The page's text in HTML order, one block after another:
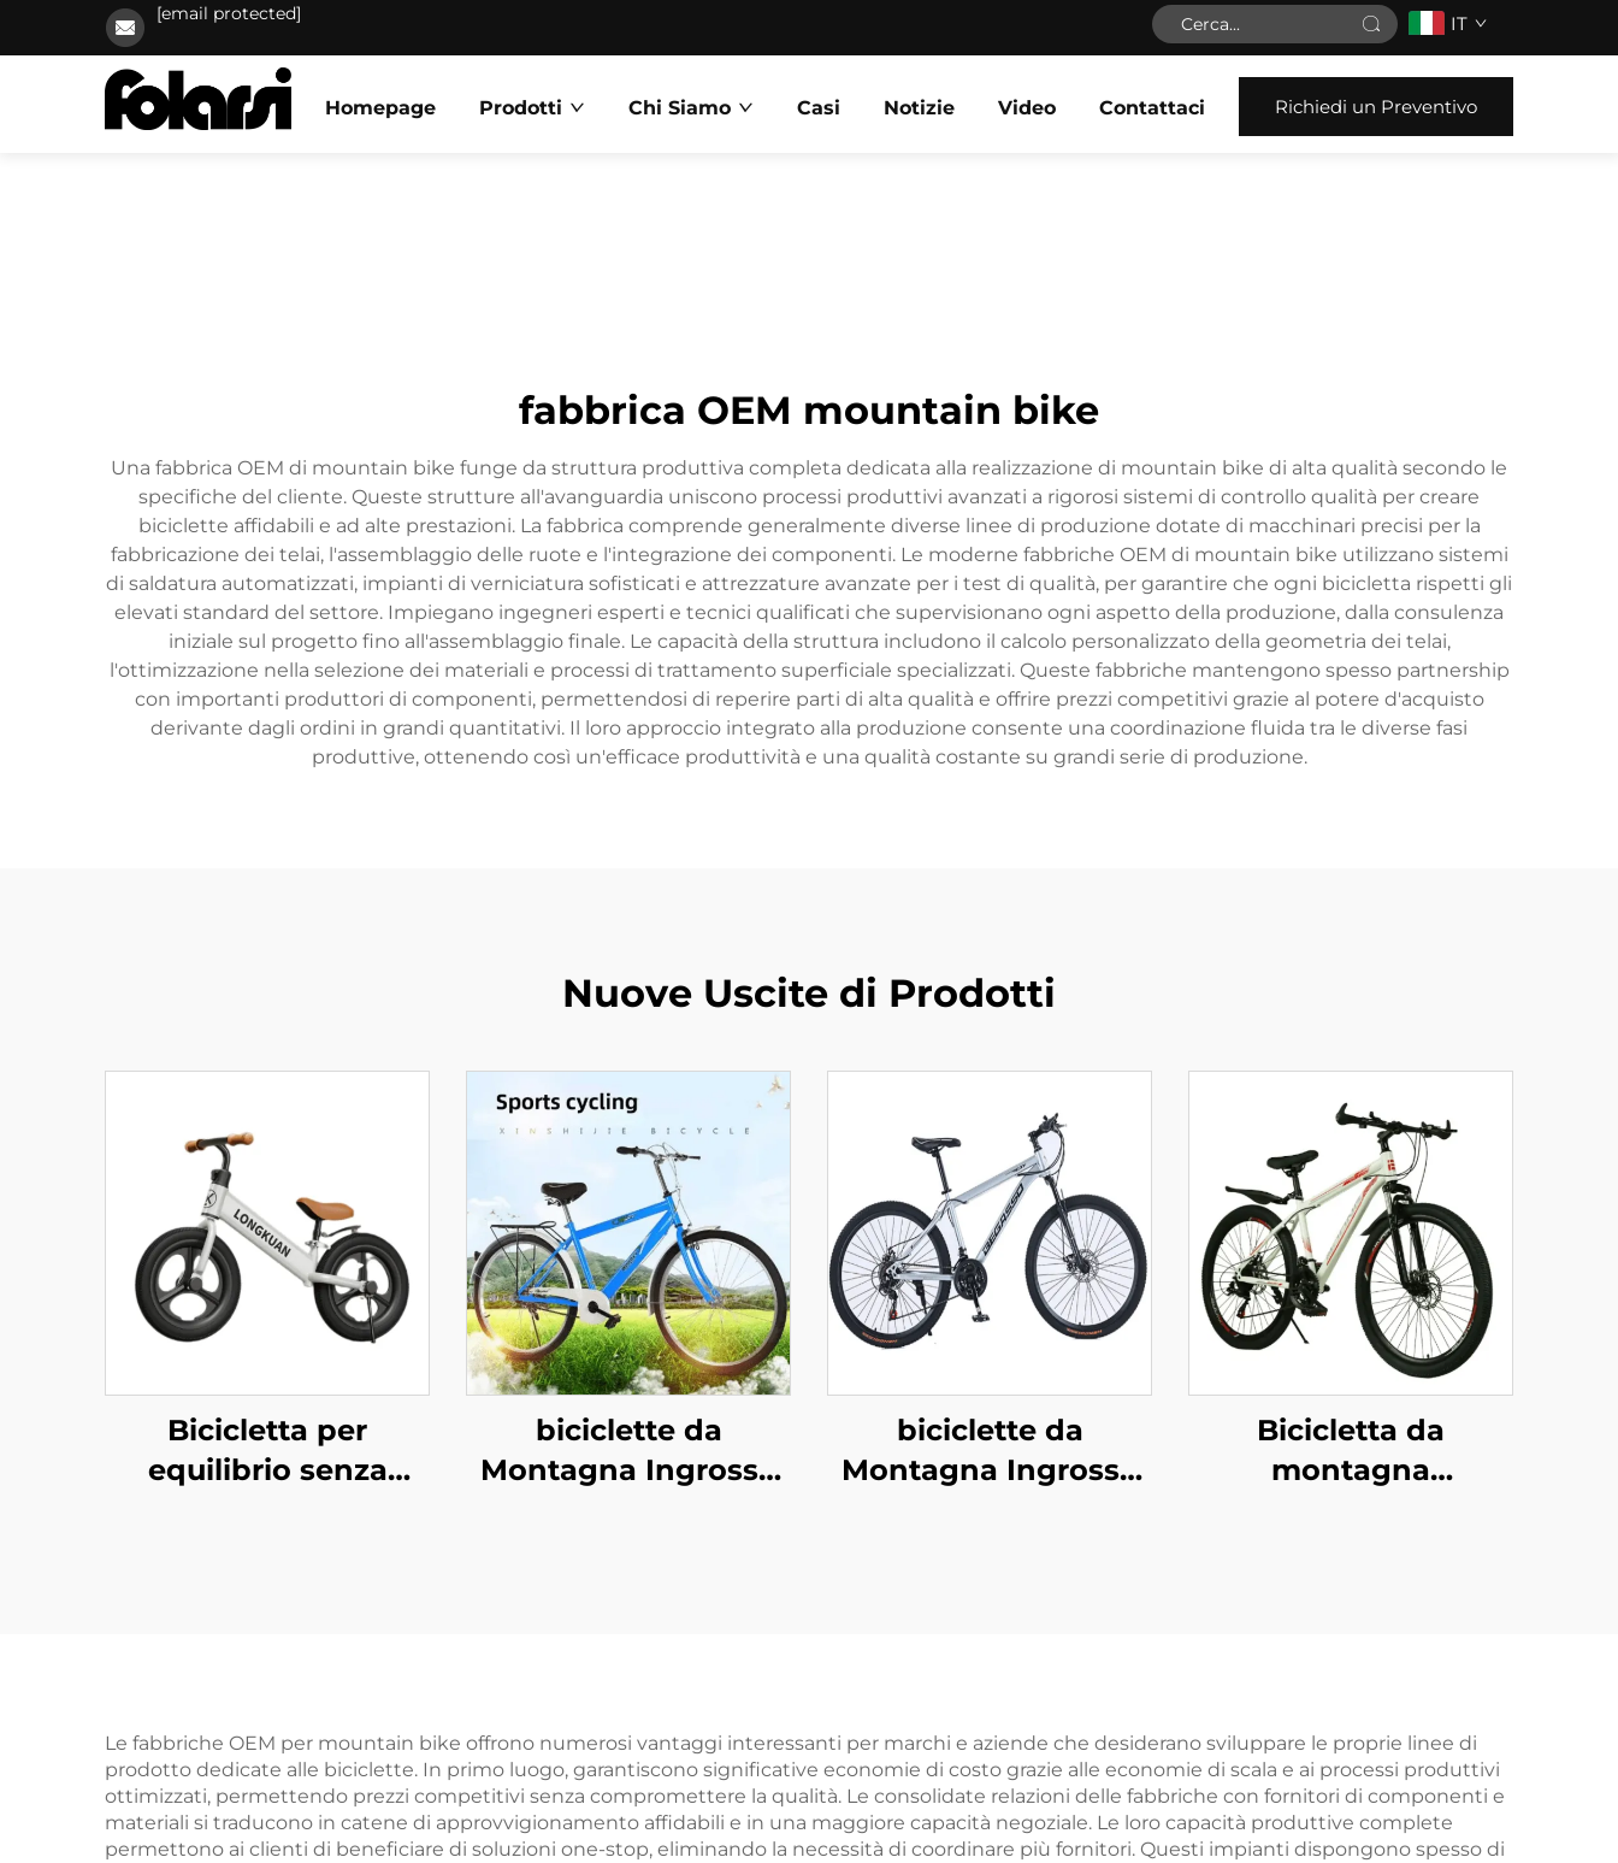
[email protected] IT
Homepage Prodotti Chi Siamo Casi Notizie Video Contattaci Richiedi un Preventivo
fabbrica OEM mountain bike
Una fabbrica OEM di mountain bike funge da struttura produttiva completa dedicata alla realizzazione di mountain bike di alta qualità secondo le
specifiche del cliente. Queste strutture all'avanguardia uniscono processi produttivi avanzati a rigorosi sistemi di controllo qualità per creare
biciclette affidabili e ad alte prestazioni. La fabbrica comprende generalmente diverse linee di produzione dotate di macchinari precisi per la
fabbricazione dei telai, l'assemblaggio delle ruote e l'integrazione dei componenti. Le moderne fabbriche OEM di mountain bike utilizzano sistemi
di saldatura automatizzati, impianti di verniciatura sofisticati e attrezzature avanzate per i test di qualità, per garantire che ogni bicicletta rispetti gli
elevati standard del settore. Impiegano ingegneri esperti e tecnici qualificati che supervisionano ogni aspetto della produzione, dalla consulenza
iniziale sul progetto fino all'assemblaggio finale. Le capacità della struttura includono il calcolo personalizzato della geometria dei telai,
l'ottimizzazione nella selezione dei materiali e processi di trattamento superficiale specializzati. Queste fabbriche mantengono spesso partnership
con importanti produttori di componenti, permettendosi di reperire parti di alta qualità e offrire prezzi competitivi grazie al potere d'acquisto
derivante dagli ordini in grandi quantitativi. Il loro approccio integrato alla produzione consente una coordinazione fluida tra le diverse fasi
produttive, ottenendo così un'efficace produttività e una qualità costante su grandi serie di produzione.
Nuove Uscite di Prodotti
Bicicletta per
equilibrio senza
biciclette da
Montagna Ingrosso
biciclette da
Montagna Ingrosso
Bicicletta da
montagna
fuoristrada
Le fabbriche OEM per mountain bike offrono numerosi vantaggi interessanti per marchi e aziende che desiderano sviluppare le proprie linee di
prodotto dedicate alle biciclette. In primo luogo, garantiscono significative economie di costo grazie alle economie di scala e ai processi produttivi
ottimizzati, permettendo prezzi competitivi senza compromettere la qualità. Le consolidate relazioni delle fabbriche con fornitori di componenti e
materiali si traducono in catene di approvvigionamento affidabili e in una maggiore capacità negoziale. Le loro capacità produttive complete
permettono ai clienti di beneficiare di soluzioni one-stop, eliminando la necessità di coordinare più fornitori. Questi impianti dispongono spesso di